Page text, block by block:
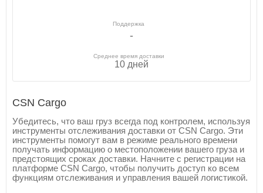
Поддержка
-
Среднее время доставки
10 дней
CSN Cargo
Убедитесь, что ваш груз всегда под контролем, используя
инструменты отслеживания доставки от CSN Cargo. Эти
инструменты помогут вам в режиме реального времени
получать информацию о местоположении вашего груза и
предстоящих сроках доставки. Начните с регистрации на
платформе CSN Cargo, чтобы получить доступ ко всем
функциям отслеживания и управления вашей логистикой.